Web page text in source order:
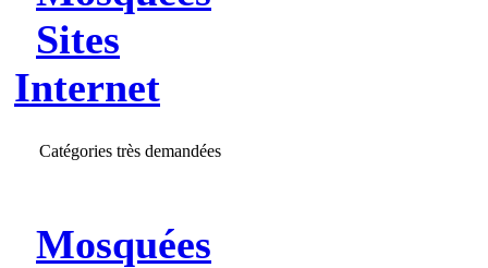
Sites
Internet
Catégories très demandées
Mosquées